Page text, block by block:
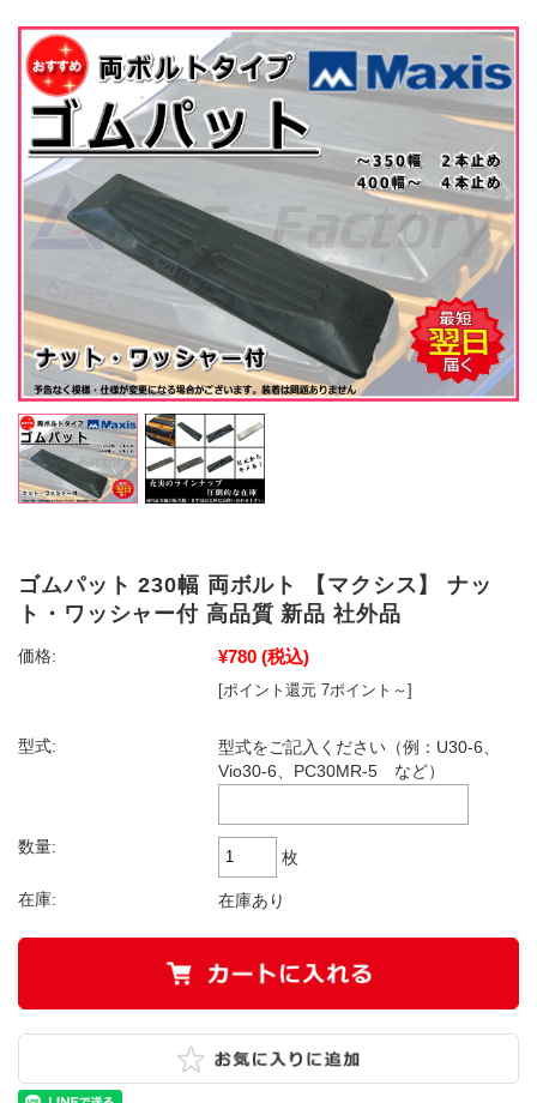
ゴムパット 230幅 両ボルト 【マクシス】 ナッ
ト・ワッシャー付 高品質 新品 社外品
価格: ¥780 (税込)
[ポイント還元 7ポイント～]
型式:
型式をご記入ください（例：U30-6、
Vio30-6、PC30MR-5 など）
数量:
枚
在庫: 在庫あり